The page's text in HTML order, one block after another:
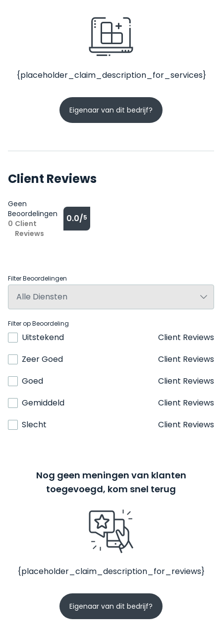
{placeholder_claim_description_for_services}
Eigenaar van dit bedrijf?
Client Reviews
Geen
Beoordelingen
0 Client
Reviews
0.0/5
Filter Beoordelingen
Filter op Beoordeling
Uitstekend
Client Reviews
Zeer Goed
Client Reviews
Goed
Client Reviews
Gemiddeld
Client Reviews
Slecht
Client Reviews
Nog geen meningen van klanten
toegevoegd, kom snel terug
{placeholder_claim_description_for_reviews}
Eigenaar van dit bedrijf?